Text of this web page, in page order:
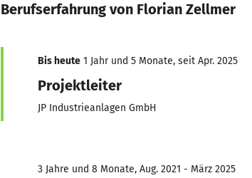
Berufserfahrung von Florian Zellmer
Bis heute 1 Jahr und 5 Monate, seit Apr. 2025
Projektleiter
JP Industrieanlagen GmbH
3 Jahre und 8 Monate, Aug. 2021 - März 2025